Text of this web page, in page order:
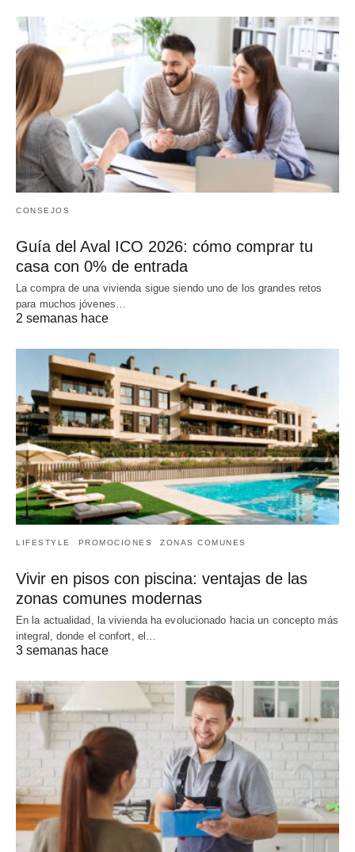
CONSEJOS
Guía del Aval ICO 2026: cómo comprar tu
casa con 0% de entrada
La compra de una vivienda sigue siendo uno de los grandes retos
para muchos jóvenes…
2 semanas hace
LIFESTYLE PROMOCIONES ZONAS COMUNES
Vivir en pisos con piscina: ventajas de las
zonas comunes modernas
En la actualidad, la vivienda ha evolucionado hacia un concepto más
integral, donde el confort, el…
3 semanas hace